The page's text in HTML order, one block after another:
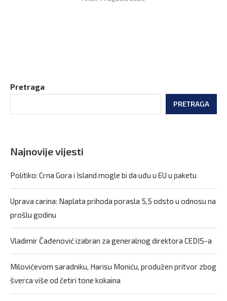
Pretraga
PRETRAGA
Najnovije vijesti
Politiko: Crna Gora i Island mogle bi da uđu u EU u paketu
Uprava carina: Naplata prihoda porasla 5,5 odsto u odnosu na
prošlu godinu
Vladimir Čađenović izabran za generalnog direktora CEDIS-a
Milovićevom saradniku, Harisu Moniću, produžen pritvor zbog
šverca više od četiri tone kokaina